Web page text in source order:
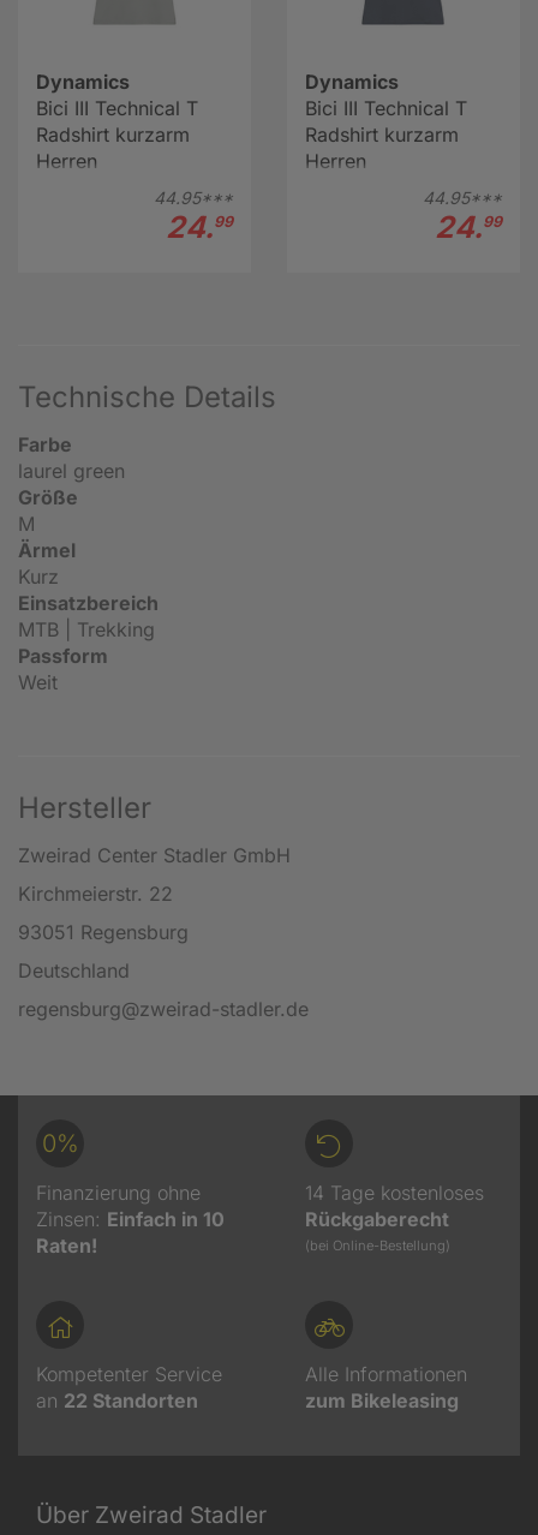
Dynamics
Bici III Technical T
Radshirt kurzarm
Herren
44.95***
24.99
Dynamics
Bici III Technical T
Radshirt kurzarm
Herren
44.95***
24.99
Technische Details
Farbe
laurel green
Größe
M
Ärmel
Kurz
Einsatzbereich
MTB | Trekking
Passform
Weit
Hersteller
Zweirad Center Stadler GmbH
Kirchmeierstr. 22
93051 Regensburg
Deutschland
regensburg@zweirad-stadler.de
0%
Finanzierung ohne
Zinsen: Einfach in 10
Raten!
14 Tage kostenloses
Rückgaberecht
(bei Online-Bestellung)
Kompetenter Service
an 22 Standorten
Alle Informationen
zum Bikeleasing
Über Zweirad Stadler